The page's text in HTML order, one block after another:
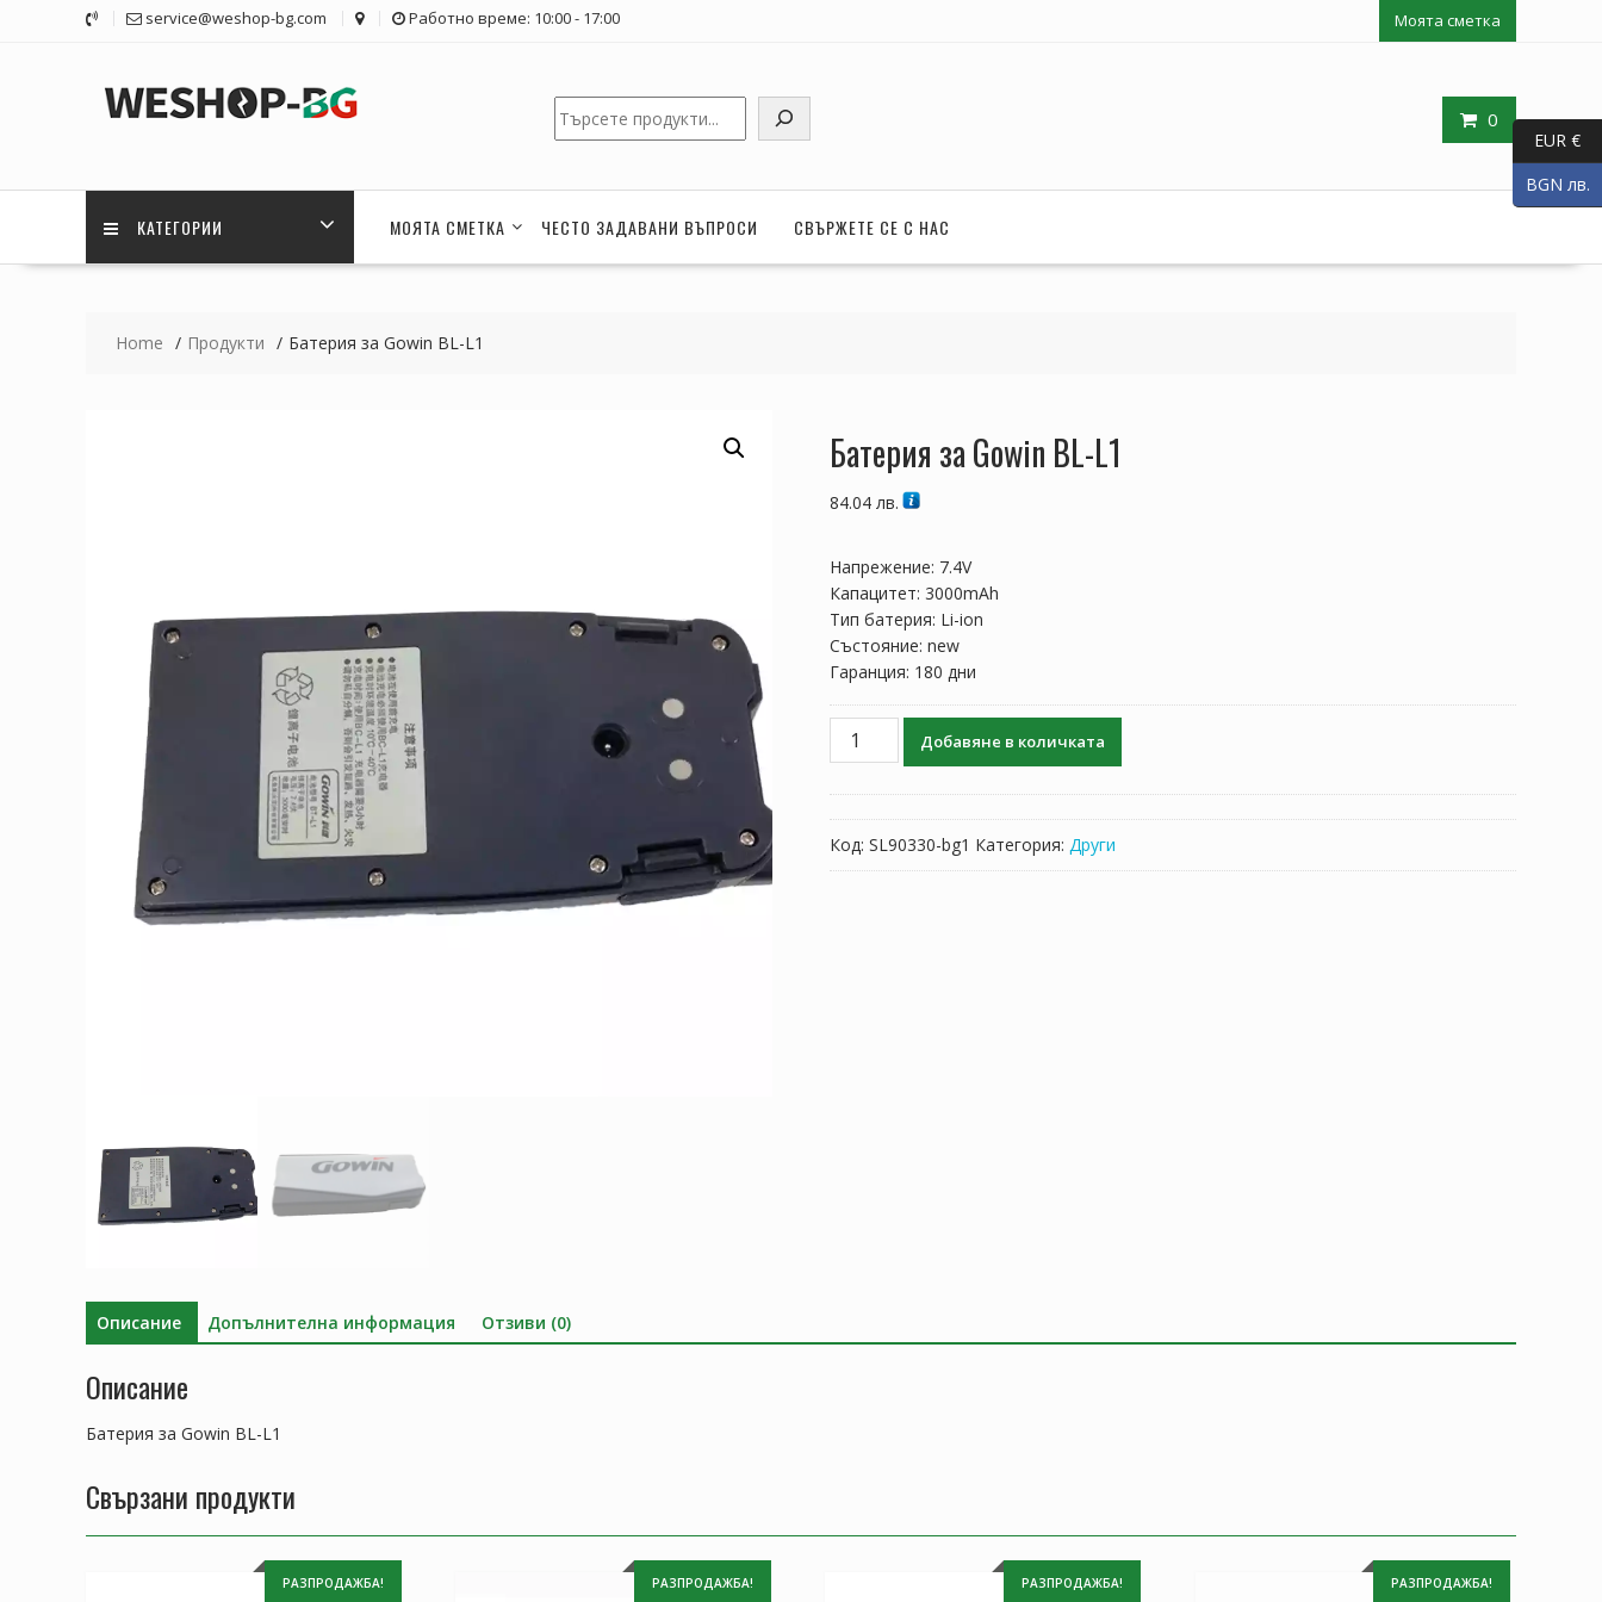
service@weshop-bg.com Работно време: 10:00 - 17:00 Моята сметка
0
Търсене
КАТЕГОРИИ МОЯТА СМЕТКА ЧЕСТО ЗАДАВАНИ ВЪПРОСИ СВЪРЖЕТЕ СЕ С НАС
Home Продукти Батерия за Gowin BL-L1
Батерия за Gowin BL-L1
84.04 лв.
Напрежение: 7.4V
Капацитет: 3000mAh
Тип батерия: Li-ion
Състояние: new
Гаранция: 180 дни
количество
BL-
Добавяне в количката
Код: SL90330-bg1 Категория: Други
Описание Допълнителна информация Отзиви (0)
Описание
Батерия за Gowin BL-L1
Свързани продукти
РАЗПРОДАЖБА! РАЗПРОДАЖБА! РАЗПРОДАЖБА! РАЗПРОДАЖБА!
EUR €
BGN лв.